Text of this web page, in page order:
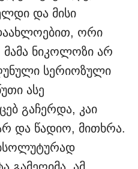
და მისი
ორი
მამა ნიკოლოზი არ
სერიოზული
ასე
გაჩერდა, კაი
და წადიო, მითხრა.